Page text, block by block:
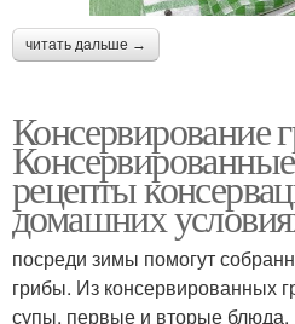
читать дальше →
Консервирование
рецепты
домашних
посреди зимы помогут
грибы. Из консервированных
супы, первые и вторые блюда.